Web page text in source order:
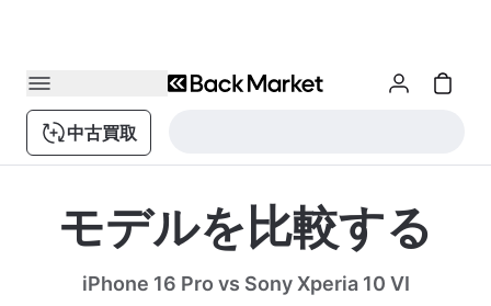
中古買取
モデルを比較する
iPhone 16 Pro vs Sony Xperia 10 VI